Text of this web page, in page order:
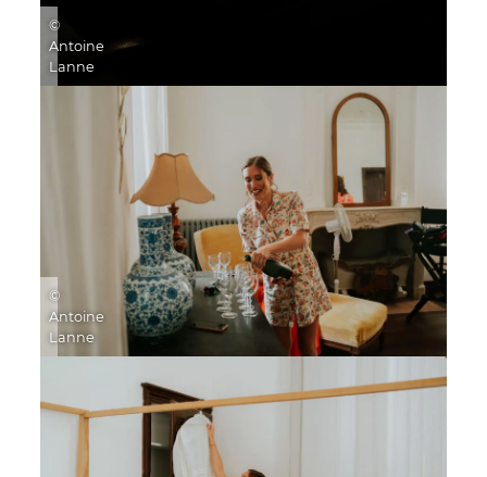
©
Antoine
Lanne
©
Antoine
Lanne